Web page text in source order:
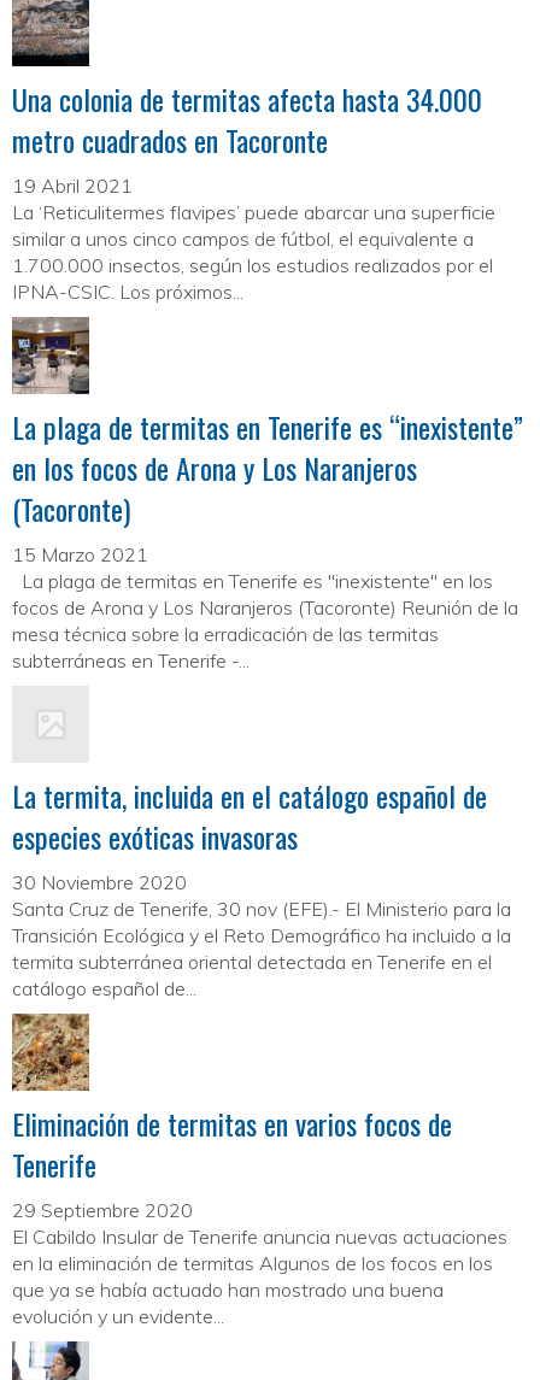
Una colonia de termitas afecta hasta 34.000
metro cuadrados en Tacoronte
19 Abril 2021
La ‘Reticulitermes flavipes’ puede abarcar una superficie
similar a unos cinco campos de fútbol, el equivalente a
1.700.000 insectos, según los estudios realizados por el
IPNA-CSIC. Los próximos...
La plaga de termitas en Tenerife es “inexistente”
en los focos de Arona y Los Naranjeros
(Tacoronte)
15 Marzo 2021
La plaga de termitas en Tenerife es "inexistente" en los
focos de Arona y Los Naranjeros (Tacoronte) Reunión de la
mesa técnica sobre la erradicación de las termitas
subterráneas en Tenerife -...
La termita, incluida en el catálogo español de
especies exóticas invasoras
30 Noviembre 2020
Santa Cruz de Tenerife, 30 nov (EFE).- El Ministerio para la
Transición Ecológica y el Reto Demográfico ha incluido a la
termita subterránea oriental detectada en Tenerife en el
catálogo español de...
Eliminación de termitas en varios focos de
Tenerife
29 Septiembre 2020
El Cabildo Insular de Tenerife anuncia nuevas actuaciones
en la eliminación de termitas Algunos de los focos en los
que ya se había actuado han mostrado una buena
evolución y un evidente...